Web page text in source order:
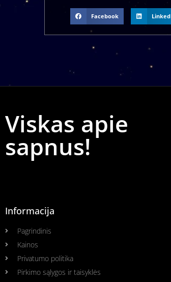
Facebook
Viskas apie
sapnus!
Informacija
Pagrindinis
Kainos
Privatumo politika
Pirkimo sąlygos ir taisyklės